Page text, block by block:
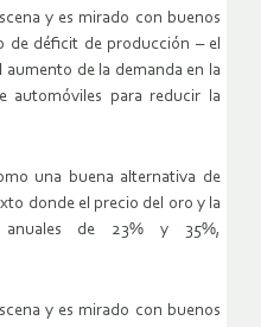
y es mirado con buenos
de déficit de producción – el
de la demanda en la
automóviles para reducir la
una buena alternativa de
donde el precio del oro y la
anuales de 23% y 35%,
y es mirado con buenos